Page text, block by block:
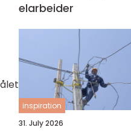
elarbeider
inspiration
31. July 2026